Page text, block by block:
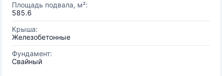
Площадь подвала, м²:
585.6
Крыша:
Железобетонные
Фундамент:
Свайный